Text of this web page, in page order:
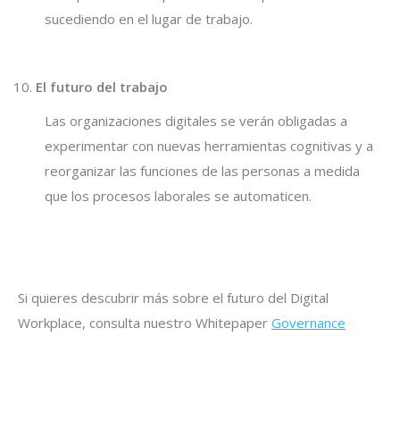
sucediendo en el lugar de trabajo.
El futuro del trabajo
Las organizaciones digitales se verán obligadas a
experimentar con nuevas herramientas cognitivas y a
reorganizar las funciones de las personas a medida
que los procesos laborales se automaticen.
Si quieres descubrir más sobre el futuro del Digital
Workplace, consulta nuestro Whitepaper Governance